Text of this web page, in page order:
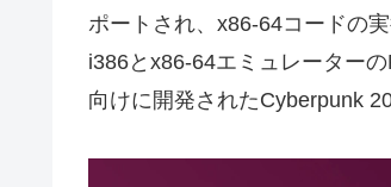
ポートされ、x86-64コードの
i386とx86-64エミュレーター
向けに開発されたCyberpunk